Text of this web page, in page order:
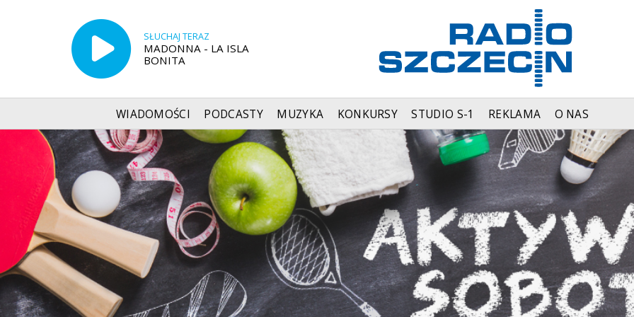
SŁUCHAJ TERAZ
MADONNA - LA ISLA
BONITA
WIADOMOŚCI PODCASTY MUZYKA KONKURSY STUDIO S-1 REKLAMA O NAS